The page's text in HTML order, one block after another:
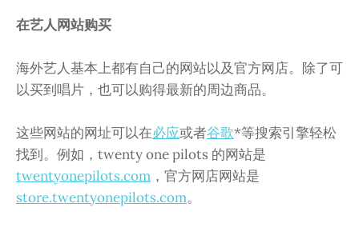
在艺人网站购买
海外艺人基本上都有自己的网站以及官方网店。除了可
以买到唱片，也可以购得最新的周边商品。
这些网站的网址可以在必应或者谷歌*等搜索引擎轻松
找到。例如，twenty one pilots 的网站是
twentyonepilots.com ，官方网店网站是
store.twentyonepilots.com。